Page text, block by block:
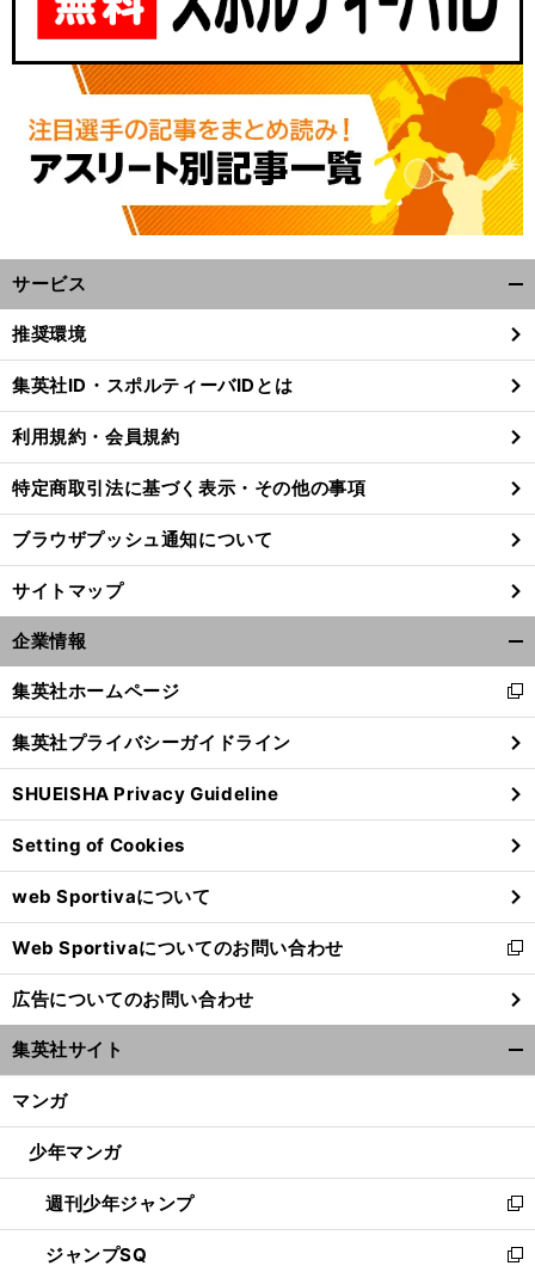
サービス
閉
る
推奨環境
集英社ID・スポルティーバIDとは
利用規約・会員規約
特定商取引法に基づく表示・その他の事項
ブラウザプッシュ通知について
サイトマップ
企業情報
閉
る
集英社ホームページ
新
し
い
ウ
ィ
ン
ド
ウ
で
開
く
集英社プライバシーガイドライン
SHUEISHA Privacy Guideline
Setting of Cookies
web Sportivaについて
Web Sportivaについてのお問い合わせ
新
し
い
ウ
ィ
ン
ウ
開
く
広告についてのお問い合わせ
集英社サイト
マンガ
少年マンガ
週刊少年ジャンプ
新
し
い
ジャンプSQ
新